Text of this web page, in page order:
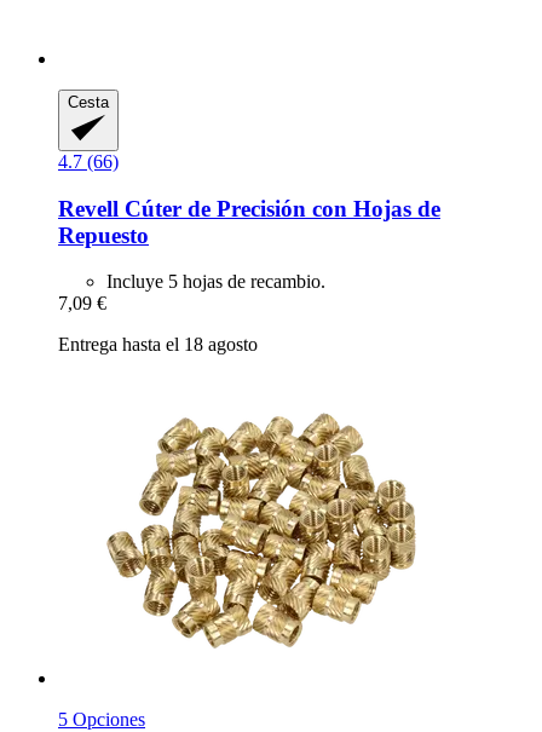
Cesta
4.7 (66)
Revell Cúter de Precisión con Hojas de
Repuesto
Incluye 5 hojas de recambio.
7,09 €
Entrega hasta el 18 agosto
5 Opciones